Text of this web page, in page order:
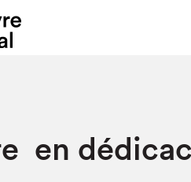
Programmation
en